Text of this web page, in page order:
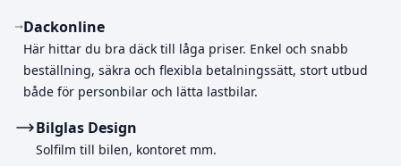
Dackonline
Här hittar du bra däck till låga priser. Enkel och snabb
beställning, säkra och flexibla betalningssätt, stort utbud
både för personbilar och lätta lastbilar.
Bilglas Design
Solfilm till bilen, kontoret mm.